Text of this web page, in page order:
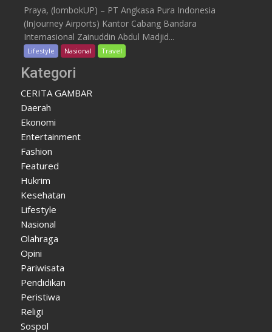
Praya, (lombokUP) – PT Angkasa Pura Indonesia
(InJourney Airports) Kantor Cabang Bandara
Internasional Zainuddin Abdul Madjid...
Lifestyle Nasional Travel
Kategori
CERITA GAMBAR
Daerah
Ekonomi
Entertainment
Fashion
Featured
Hukrim
Kesehatan
Lifestyle
Nasional
Olahraga
Opini
Pariwisata
Pendidikan
Peristiwa
Religi
Sospol